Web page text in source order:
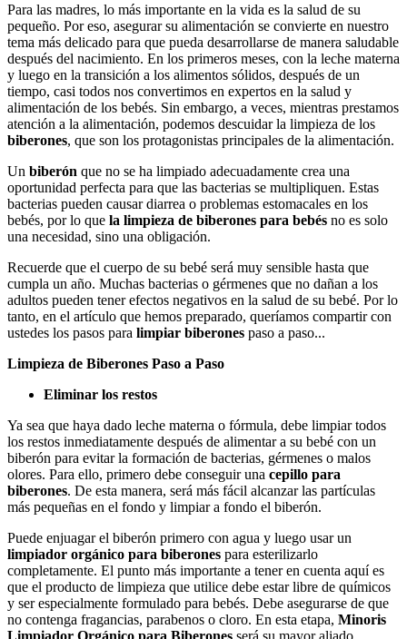
Para las madres, lo más importante en la vida es la salud de su
pequeño. Por eso, asegurar su alimentación se convierte en nuestro
tema más delicado para que pueda desarrollarse de manera saludable
después del nacimiento. En los primeros meses, con la leche materna
y luego en la transición a los alimentos sólidos, después de un
tiempo, casi todos nos convertimos en expertos en la salud y
alimentación de los bebés. Sin embargo, a veces, mientras prestamos
atención a la alimentación, podemos descuidar la limpieza de los
biberones, que son los protagonistas principales de la alimentación.
Un biberón que no se ha limpiado adecuadamente crea una
oportunidad perfecta para que las bacterias se multipliquen. Estas
bacterias pueden causar diarrea o problemas estomacales en los
bebés, por lo que la limpieza de biberones para bebés no es solo
una necesidad, sino una obligación.
Recuerde que el cuerpo de su bebé será muy sensible hasta que
cumpla un año. Muchas bacterias o gérmenes que no dañan a los
adultos pueden tener efectos negativos en la salud de su bebé. Por lo
tanto, en el artículo que hemos preparado, queríamos compartir con
ustedes los pasos para limpiar biberones paso a paso...
Limpieza de Biberones Paso a Paso
Eliminar los restos
Ya sea que haya dado leche materna o fórmula, debe limpiar todos
los restos inmediatamente después de alimentar a su bebé con un
biberón para evitar la formación de bacterias, gérmenes o malos
olores. Para ello, primero debe conseguir una cepillo para
biberones. De esta manera, será más fácil alcanzar las partículas
más pequeñas en el fondo y limpiar a fondo el biberón.
Puede enjuagar el biberón primero con agua y luego usar un
limpiador orgánico para biberones para esterilizarlo
completamente. El punto más importante a tener en cuenta aquí es
que el producto de limpieza que utilice debe estar libre de químicos
y ser especialmente formulado para bebés. Debe asegurarse de que
no contenga fragancias, parabenos o cloro. En esta etapa, Minoris
Limpiador Orgánico para Biberones será su mayor aliado.